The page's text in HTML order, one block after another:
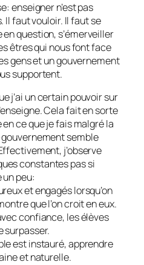
enseigner n’est pas
Il faut vouloir. Il faut se
question, s’émerveiller
êtres qui nous font face
gens et un gouvernement
supportent.
j’ai un certain pouvoir sur
Cela fait en sorte
ce que je fais malgré la
semble
j’observe
constantes pas si
peu:
et engagés lorsqu’on
que l’on croit en eux.
confiance, les élèves
surpasser.
est instauré, apprendre
et naturelle.